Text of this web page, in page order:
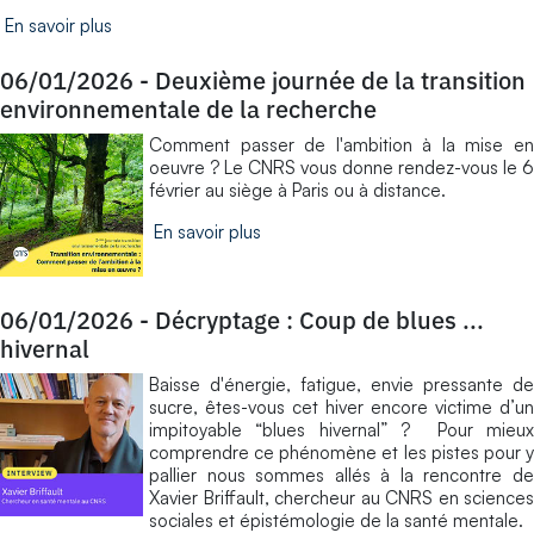
En savoir plus
06/01/2026 - Deuxième journée de la transition
environnementale de la recherche
​Comment passer de l'ambition à la mise en
oeuvre ? Le CNRS vous donne rendez-vous le 6
février au siège à Paris ou à distance.
En savoir plus
06/01/2026 - Décryptage : Coup de blues ...
hivernal
Baisse d'énergie, fatigue, envie pressante de
sucre, êtes-vous cet hiver encore victime d’un
impitoyable “blues hivernal” ? Pour mieux
comprendre ce phénomène et les pistes pour y
pallier nous sommes allés à la rencontre de
Xavier Briffault, chercheur au CNRS en sciences
sociales et épistémologie de la santé mentale.